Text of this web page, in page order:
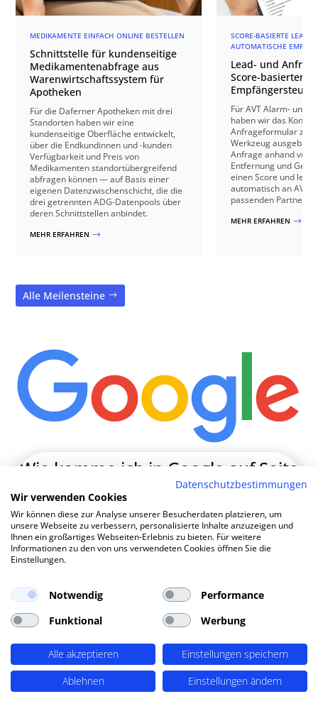
MEDIKAMENTE EINFACH ONLINE BESTELLEN
Schnittstelle für kundenseitige
Medikamentenabfrage aus
Warenwirtschaftssystem für
Apotheken
Für die Daferner Apotheken mit drei
Standorten haben wir eine
kundenseitige Oberfläche entwickelt,
über die Endkundinnen und -kunden
Verfügbarkeit und Preis von
Medikamenten standortübergreifend
abfragen können — auf Basis einer
eigenen Datenzwischenschicht, die die
drei getrennten ADG-Datenpools über
deren Schnittstellen anbindet.
MEHR ERFAHREN $
SCORE-BASIERTE LEAD-
AUTOMATISCHE
Lead- und
Score-basierter
Für AVT Alarm- und
haben wir das
Anfrageformular zu
Werkzeug
Anfrage anhand von
Entfernung und
einen Score und
automatisch an AVT
passenden
MEHR ERFAHREN $
Alle Meilensteine
Wie komme ich in Google auf Seite
TOP SEO DURCH DYNAMISCHE INHALTE
SEO-Agentur Peine ? PERIMETRIK®!
PERIMETRIK® hat eine besonders erfolgreiche SEO
Methode entwickelt, die alle wesentlichen Bereiche
Optimierung, redaktionellen Support und regelmäßiges
SEO Monitoring. Unsere SEO-Leistungen umfassen u.A.:
SEO-Analysen und Keyword Recherche (OnPage SEO
Datenschutzbestimmungen
Wir verwenden Cookies
Wir können diese zur Analyse unserer Besucherdaten platzieren, um
unsere Webseite zu verbessern, personalisierte Inhalte anzuzeigen und
Ihnen ein großartiges Webseiten-Erlebnis zu bieten. Für weitere
Informationen zu den von uns verwendeten Cookies öffnen Sie die
Einstellungen.
Notwendig
Performance
Funktional
Werbung
Alle akzeptieren
Einstellungen speichern
Ablehnen
Einstellungen ändern